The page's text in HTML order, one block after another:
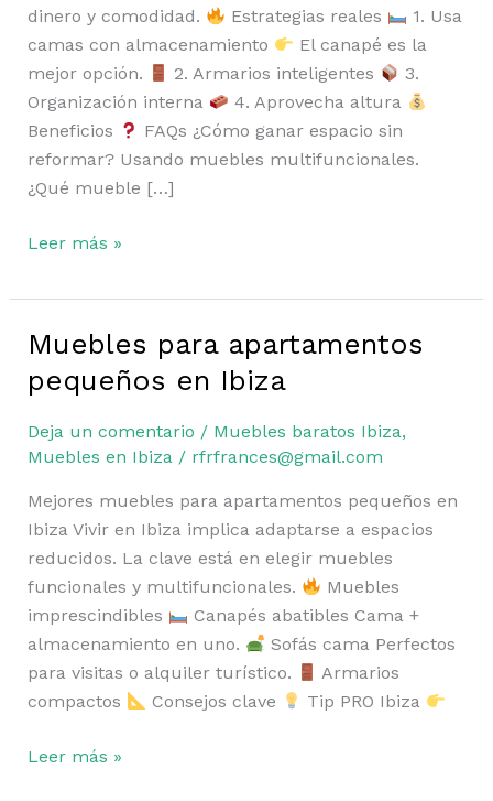
dinero y comodidad.
Estrategias reales
1. Usa
camas con almacenamiento
El canapé es la
mejor opción.
2. Armarios inteligentes
3.
Organización interna
4. Aprovecha altura
Beneficios
FAQs ¿Cómo ganar espacio sin
reformar? Usando muebles multifuncionales.
¿Qué mueble […]
Leer más »
Muebles para apartamentos
pequeños en Ibiza
Deja un comentario / Muebles baratos Ibiza,
Muebles en Ibiza/ rfrfrances@gmail.com
Mejores muebles para apartamentos pequeños en
Ibiza Vivir en Ibiza implica adaptarse a espacios
reducidos. La clave está en elegir muebles
funcionales y multifuncionales.
Muebles
imprescindibles
Canapés abatibles Cama +
almacenamiento en uno.
Sofás cama Perfectos
para visitas o alquiler turístico.
Armarios
compactos
Consejos clave Tip PRO Ibiza
Muebles
apartamentos
pequeños
en
Leer más »